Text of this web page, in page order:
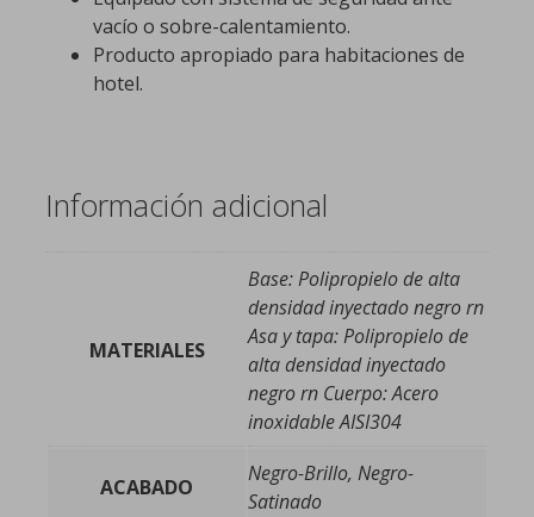
vacío o sobre-calentamiento.
Producto apropiado para habitaciones de
hotel.
Información adicional
MATERIALES
Base: Polipropielo de alta
densidad inyectado negro rn
Asa y tapa: Polipropielo de
alta densidad inyectado
negro rn Cuerpo: Acero
inoxidable AISI304
ACABADO
Negro-Brillo, Negro-
Satinado